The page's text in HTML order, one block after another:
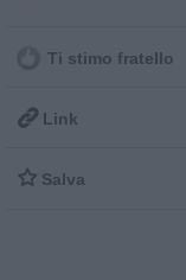
Ti stimo fratello
 Link
 Salva